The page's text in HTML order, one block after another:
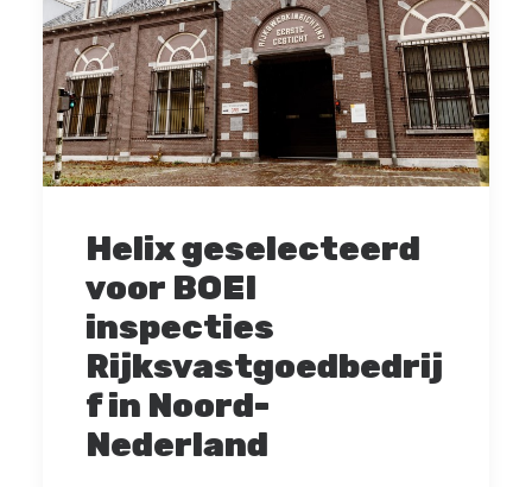
Helix geselecteerd
voor BOEI
inspecties
Rijksvastgoedbedrij
f in Noord-
Nederland